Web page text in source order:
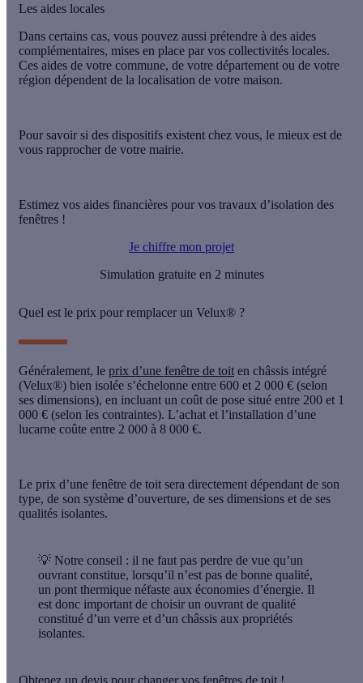
Les aides locales
Dans certains cas, vous pouvez aussi prétendre à des aides
complémentaires, mises en place par vos collectivités locales.
Ces aides de votre commune, de votre département ou de votre
région dépendent de la localisation de votre maison.
Pour savoir si des dispositifs existent chez vous, le mieux est de
vous rapprocher de votre mairie.
Estimez vos aides financières pour vos travaux d’isolation des
fenêtres !
Je chiffre mon projet
Simulation gratuite en 2 minutes
Quel est le prix pour remplacer un Velux® ?
Généralement, le prix d’une fenêtre de toit en châssis intégré
(Velux®) bien isolée s’échelonne entre 600 et 2 000 € (selon
ses dimensions), en incluant un coût de pose situé entre 200 et 1
000 € (selon les contraintes). L’achat et l’installation d’une
lucarne coûte entre 2 000 à 8 000 €.
Le prix d’une fenêtre de toit sera directement dépendant de son
type, de son système d’ouverture, de ses dimensions et de ses
qualités isolantes.
💡 Notre conseil : il ne faut pas perdre de vue qu’un
ouvrant constitue, lorsqu’il n’est pas de bonne qualité,
un pont thermique néfaste aux économies d’énergie. Il
est donc important de choisir un ouvrant de qualité
constitué d’un verre et d’un châssis aux propriétés
isolantes.